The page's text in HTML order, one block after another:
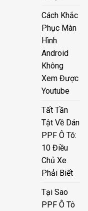
Cách Khắc
Phục Màn
Hình
Android
Không
Xem Được
Youtube
Tất Tần
Tật Về Dán
PPF Ô Tô:
10 Điều
Chủ Xe
Phải Biết
Tại Sao
PPF Ô Tô